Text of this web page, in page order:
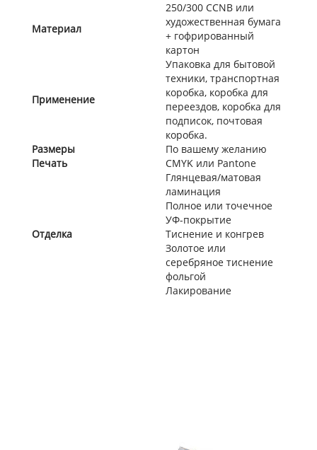
Материал
250/300 CCNB или
художественная бумага
+ гофрированный
картон
Применение
Упаковка для бытовой
техники, транспортная
коробка, коробка для
переездов, коробка для
подписок, почтовая
коробка.
Размеры
По вашему желанию
Печать
CMYK или Pantone
Отделка
Глянцевая/матовая
ламинация
Полное или точечное
УФ-покрытие
Тиснение и конгрев
Золотое или
серебряное тиснение
фольгой
Лакирование